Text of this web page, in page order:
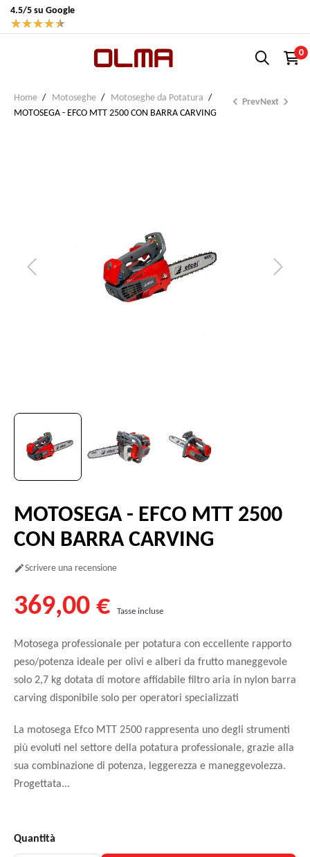
4.5/5 su Google
★★★★★
0
Home Motoseghe
Motoseghe da Potatura
MOTOSEGA - EFCO MTT 2500 CON BARRA CARVING
 PrevNext 
MOTOSEGA - EFCO MTT 2500
CON BARRA CARVING
Scrivere una recensione
369,00 € Tasse incluse
Motosega professionale per potatura con eccellente rapporto
peso/potenza ideale per olivi e alberi da frutto maneggevole
solo 2,7 kg dotata di motore affidabile filtro aria in nylon barra
carving disponibile solo per operatori specializzati
La motosega Efco MTT 2500 rappresenta uno degli strumenti
più evoluti nel settore della potatura professionale, grazie alla
sua combinazione di potenza, leggerezza e maneggevolezza.
Progettata...
Quantità